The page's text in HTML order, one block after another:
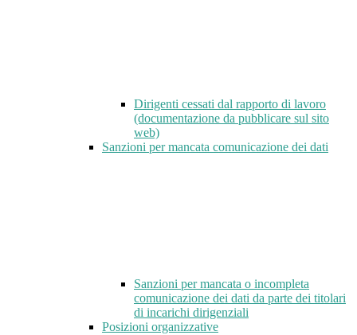
Dirigenti cessati dal rapporto di lavoro
(documentazione da pubblicare sul sito
web)
Sanzioni per mancata comunicazione dei dati
Sanzioni per mancata o incompleta
comunicazione dei dati da parte dei titolari
di incarichi dirigenziali
Posizioni organizzative